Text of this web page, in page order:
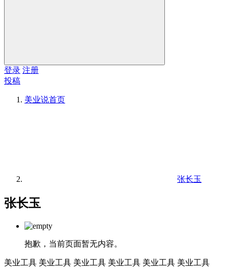
登录 注册
投稿
美业说首页
张长玉
张长玉
抱歉，当前页面暂无内容。
美业工具 美业工具 美业工具 美业工具 美业工具 美业工具